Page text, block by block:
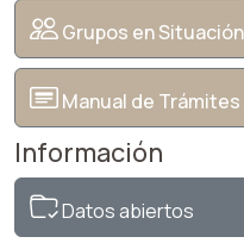
Grupos en
Manual de
Información
Datos abiertos